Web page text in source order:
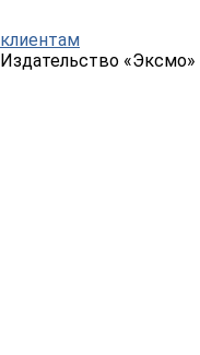
клиентам
Издательство «Эксмо»